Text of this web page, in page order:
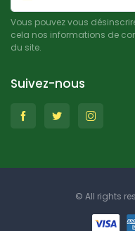
Vous pouvez vous
cela nos informations de
du site.
Suivez-nous
© All rights